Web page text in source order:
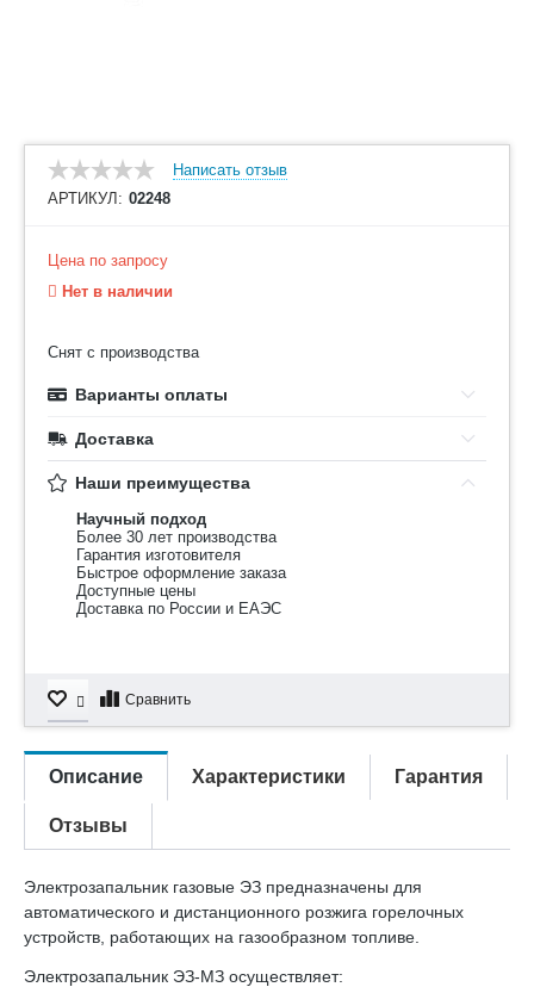
Написать отзыв
АРТИКУЛ: 02248
Цена по запросу
Нет в наличии
Снят с производства
Варианты оплаты
Доставка
Наши преимущества
Научный подход
Более 30 лет производства
Гарантия изготовителя
Быстрое оформление заказа
Доступные цены
Доставка по России и ЕАЭС
Сравнить
Описание Характеристики Гарантия
Отзывы
Электрозапальник газовые ЭЗ предназначены для
автоматического и дистанционного розжига горелочных
устройств, работающих на газообразном топливе.
Электрозапальник ЭЗ-МЗ осуществляет: